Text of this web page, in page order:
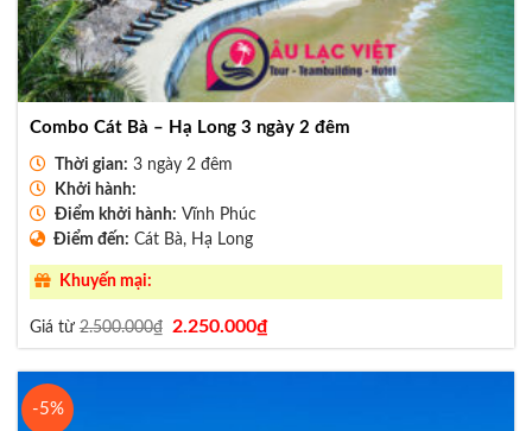
Combo Cát Bà – Hạ Long 3 ngày 2 đêm
Thời gian: 3 ngày 2 đêm
Khởi hành:
Điểm khởi hành: Vĩnh Phúc
Điểm đến: Cát Bà, Hạ Long
Khuyến mại:
Giá từ2.500.000₫
Giá
là:
2.500.000₫.
2.250.000₫Giá
hiện
tại
là:
-5%